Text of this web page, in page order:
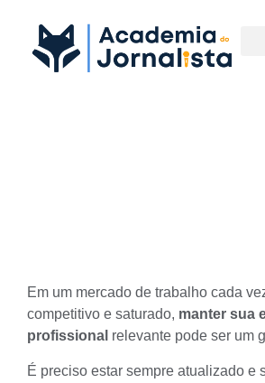
Em um mercado de trabalho cada
competitivo e saturado, manter sua
profissional relevante pode ser um
É preciso estar sempre atualizado e